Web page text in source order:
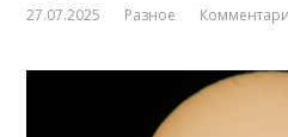
27.07.2025 Разное